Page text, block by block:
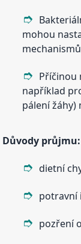
mohou
Příčinou
například
pálení žáhy)
Důvody průjmu:
dietní
potravní
pozření